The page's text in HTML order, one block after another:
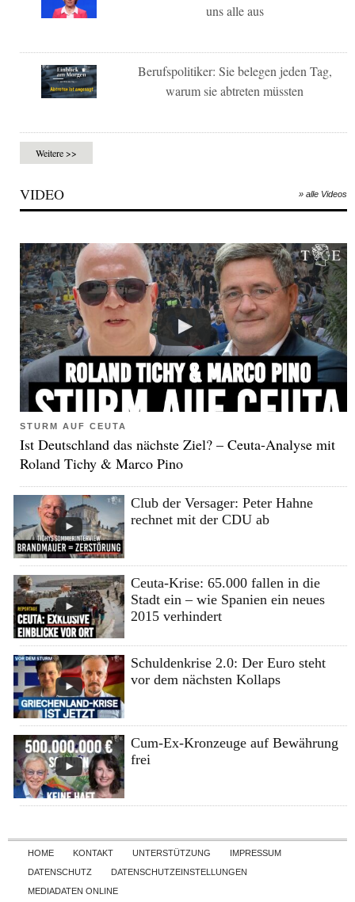
uns alle aus
Berufspolitiker: Sie belegen jeden Tag,
warum sie abtreten müssten
Weitere >>
VIDEO » alle Videos
STURM AUF CEUTA
Ist Deutschland das nächste Ziel? – Ceuta-Analyse mit
Roland Tichy & Marco Pino
Club der Versager: Peter Hahne
rechnet mit der CDU ab
Ceuta-Krise: 65.000 fallen in die
Stadt ein – wie Spanien ein neues
2015 verhindert
Schuldenkrise 2.0: Der Euro steht
vor dem nächsten Kollaps
Cum-Ex-Kronzeuge auf Bewährung
frei
Skip to content
HOME KONTAKT UNTERSTÜTZUNG
IMPRESSUM
DATENSCHUTZ
DATENSCHUTZEINSTELLUNGEN
MEDIADATEN ONLINE